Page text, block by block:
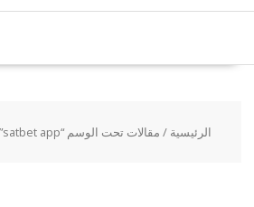
الرئيسية / مقالات تحت الوسم “satbet app”